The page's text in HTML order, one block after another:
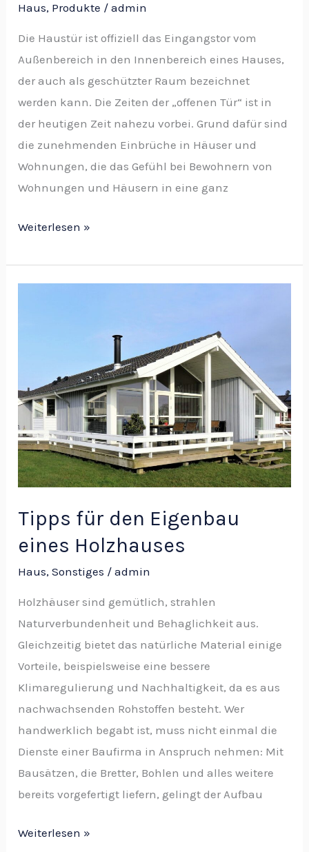
Haus, Produkte /admin
Die Haustür ist offiziell das Eingangstor vom
Außenbereich in den Innenbereich eines Hauses,
der auch als geschützter Raum bezeichnet
werden kann. Die Zeiten der „offenen Tür“ ist in
der heutigen Zeit nahezu vorbei. Grund dafür sind
die zunehmenden Einbrüche in Häuser und
Wohnungen, die das Gefühl bei Bewohnern von
Wohnungen und Häusern in eine ganz
Weiterlesen »
Tipps für den Eigenbau
eines Holzhauses
Haus,Sonstiges /admin
Holzhäuser sind gemütlich, strahlen
Naturverbundenheit und Behaglichkeit aus.
Gleichzeitig bietet das natürliche Material einige
Vorteile, beispielsweise eine bessere
Klimaregulierung und Nachhaltigkeit, da es aus
nachwachsenden Rohstoffen besteht. Wer
handwerklich begabt ist, muss nicht einmal die
Dienste einer Baufirma in Anspruch nehmen: Mit
Bausätzen, die Bretter, Bohlen und alles weitere
bereits vorgefertigt liefern, gelingt der Aufbau
Holzhauses
Weiterlesen »